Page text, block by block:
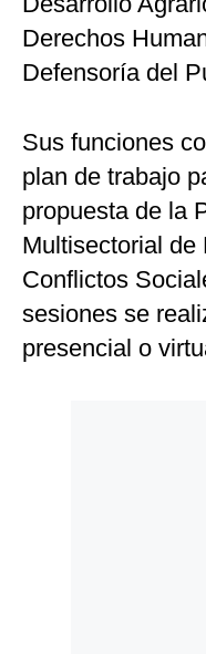
Derechos
Defensoría del
Sus funciones
plan de trabajo
propuesta de la
Multisectorial de
Conflictos
sesiones se
presencial o